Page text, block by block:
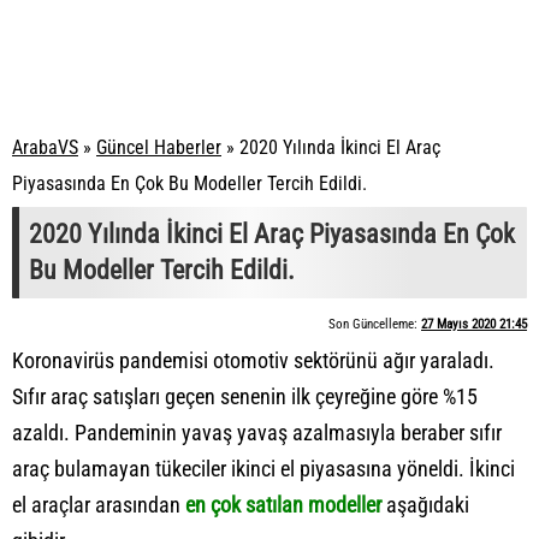
ArabaVS » Güncel Haberler » 2020 Yılında İkinci El Araç
Piyasasında En Çok Bu Modeller Tercih Edildi.
2020 Yılında İkinci El Araç Piyasasında En Çok
Bu Modeller Tercih Edildi.
Son Güncelleme: 27 Mayıs 2020 21:45
Koronavirüs pandemisi otomotiv sektörünü ağır yaraladı.
Sıfır araç satışları geçen senenin ilk çeyreğine göre %15
azaldı. Pandeminin yavaş yavaş azalmasıyla beraber sıfır
araç bulamayan tükeciler ikinci el piyasasına yöneldi. İkinci
el araçlar arasından en çok satılan modelleraşağıdaki